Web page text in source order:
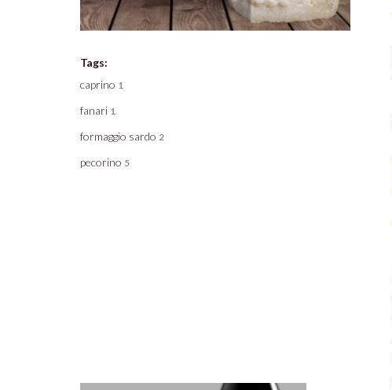
Tags:
caprino 1
fanari 1
formaggio sardo 2
pecorino 5